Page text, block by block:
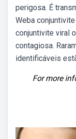
perigosa. É
Weba
conjuntivite viral
contagiosa.
identificáveis
For more